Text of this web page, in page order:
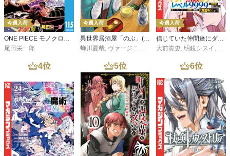
今週入荷
ONE PIECE モノクロ版 115
尾田栄一郎
今週入荷
異世界居酒屋「のぶ」(22)
蝉川夏哉, ヴァージニア二等兵 ,転
今週入荷
信じていた仲間達にダンジョン奥地で殺されかけたがギフト『無限ガチャ』でレベル９９９９の仲間達を手に入れて元パーティーメンバーと世界に復讐＆『ざまぁ！』します！（２３）
大前貴史 , 明鏡シスイ , ｔ
4位 5位 6位